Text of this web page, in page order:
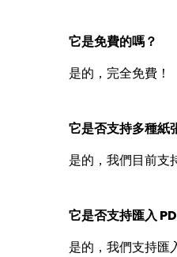
它是免費的嗎？
是的，完全免費！
它是否支持多種紙
是的，我們目前支
它是否支持匯入
是的，我們支持